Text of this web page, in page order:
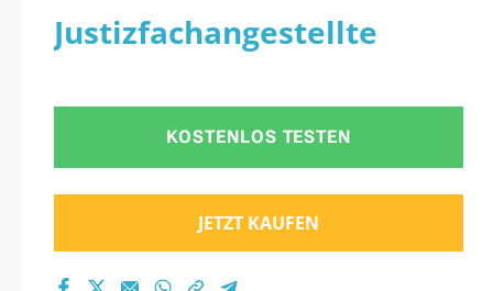
Justizfachangestellte
KOSTENLOS TESTEN
JETZT KAUFEN